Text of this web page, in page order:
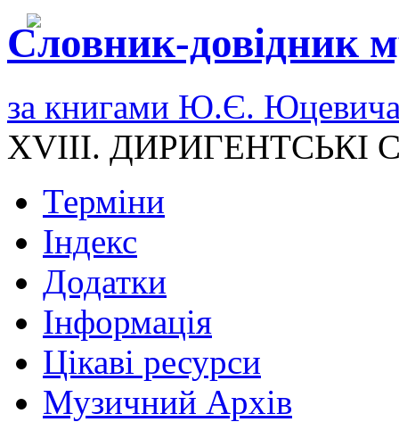
Словник-довідник
за книгами Ю.Є.
XVIII. ДИРИГЕНТСЬКІ
Терміни
Індекс
Додатки
Інформація
Цікаві ресурси
Музичний Архів